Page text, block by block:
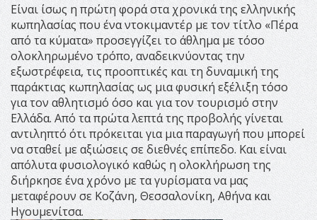
Είναι ίσως η πρώτη φορά στα χρονικά της ελληνικής
κωπηλασίας που ένα ντοκιμαντέρ με τον τίτλο «Πέρα
από τα κύματα» προσεγγίζει το άθλημα με τόσο
ολοκληρωμένο τρόπο, αναδεικνύοντας την
εξωστρέφεια, τις προοπτικές και τη δυναμική της
παράκτιας κωπηλασίας ως μια φυσική εξέλιξη τόσο
για τον αθλητισμό όσο και για τον τουρισμό στην
Ελλάδα. Από τα πρώτα λεπτά της προβολής γίνεται
αντιληπτό ότι πρόκειται για μια παραγωγή που μπορεί
να σταθεί με αξιώσεις σε διεθνές επίπεδο. Και είναι
απόλυτα φυσιολογικό καθώς η ολοκλήρωση της
διήρκησε ένα χρόνο με τα γυρίσματα να μας
μεταφέρουν σε Κοζάνη, Θεσσαλονίκη, Αθήνα και
Ηγουμενίτσα.